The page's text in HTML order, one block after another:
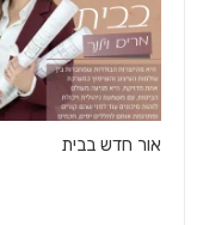
אור חדש בבית